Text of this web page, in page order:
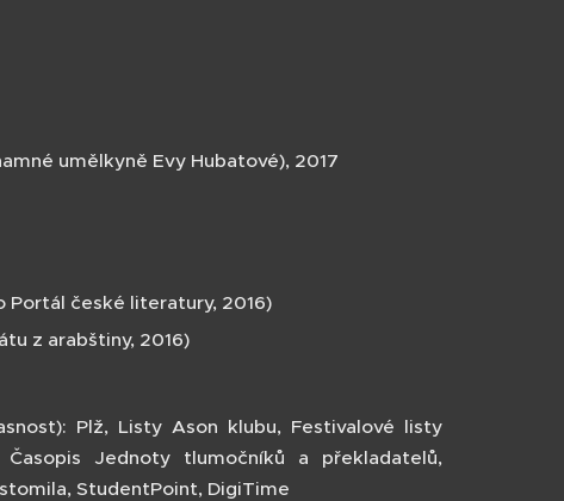
umělkyně Evy Hubatové), 2017
Portál české literatury, 2016)
z arabštiny, 2016)
Plž, Listy Ason klubu, Festivalové listy
Jednoty tlumočníků a překladatelů,
StudentPoint, DigiTime